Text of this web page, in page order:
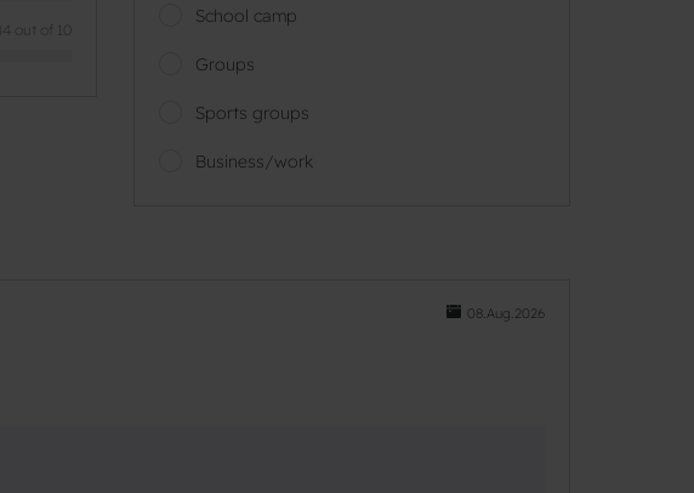
out of 10
School camp
Groups
Sports groups
Business/work
08.Aug.2026